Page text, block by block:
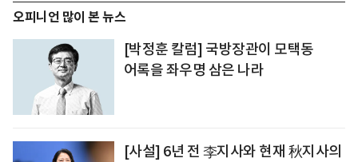
오피니언 많이 본 뉴스
[박정훈 칼럼] 국방장관이 모택동
어록을 좌우명 삼은 나라
[사설] 6년 전 李지사와 현재 秋지사의